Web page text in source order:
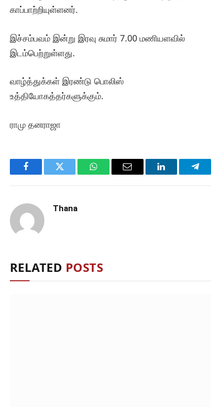
காப்பாற்றியுள்ளனர்.
இச்சம்பவம் இன்று இரவு சுமார் 7.00 மணியளவில்
இடம்பெற்றுள்ளது.
வாழ்த்துக்கள் இரண்டு பொலிஸ்
உத்தியோகத்தர்களுக்கும்.
ராமு தனராஜா
FacebookTwitter WhatsAppEmail LinkedIn
Thana
RELATED POSTS